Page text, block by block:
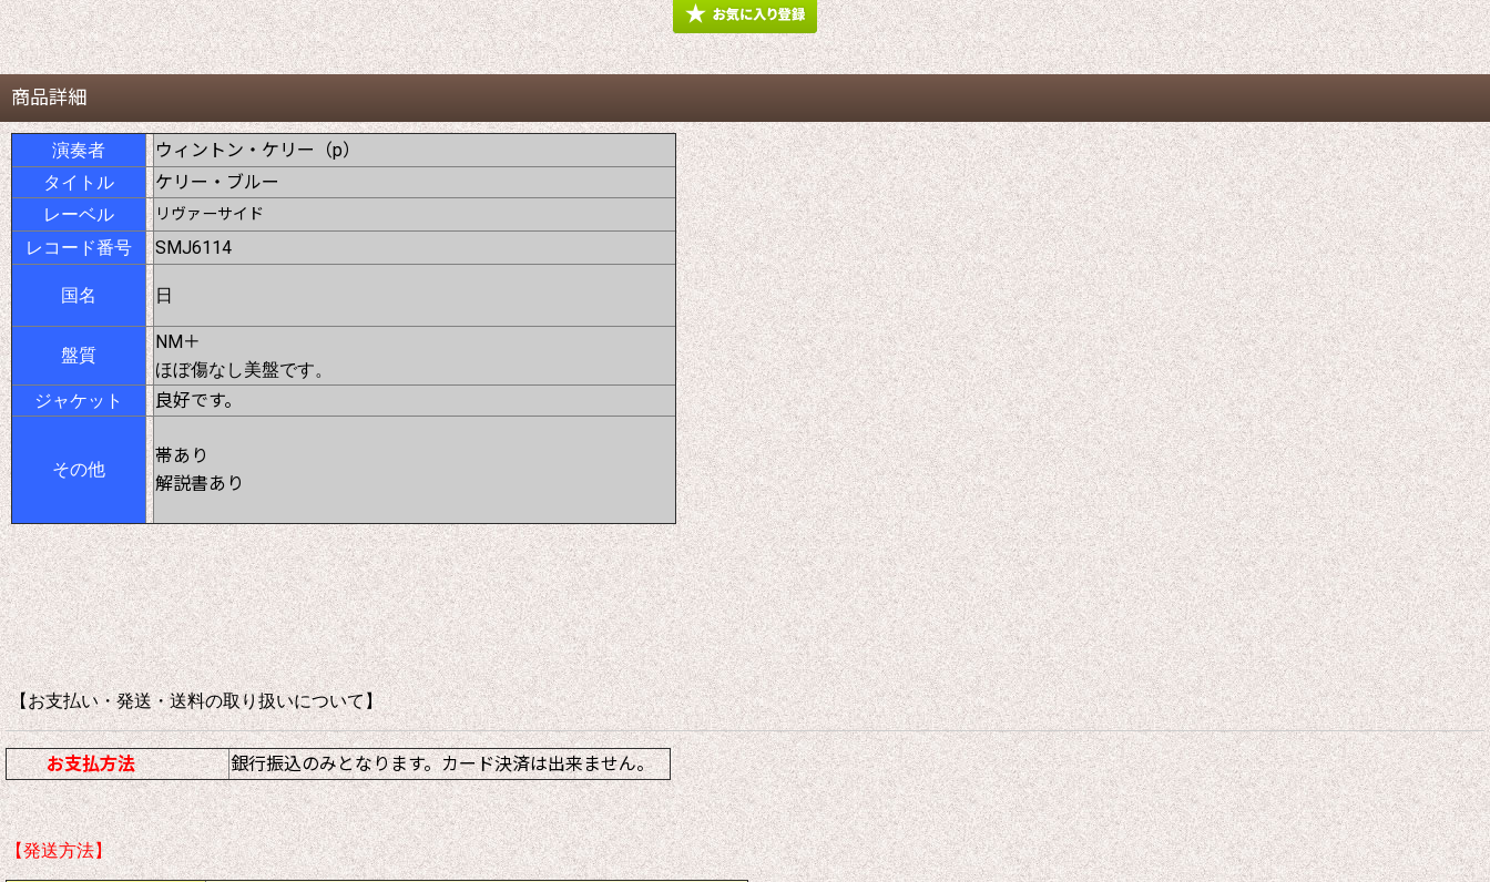
商品詳細
演奏者 ウィントン・ケリー（p）
タイトル ケリー・ブルー
レーベル リヴァーサイド
レコード番号 SMJ6114
国名 日
盤質
NM＋
ほぼ傷なし美盤です。
ジャケット
良好です。
その他
帯あり
解説書あり
【お支払い・発送・送料の取り扱いについて】
お支払方法 銀行振込のみとなります。カード決済は出来ません。
【発送方法】